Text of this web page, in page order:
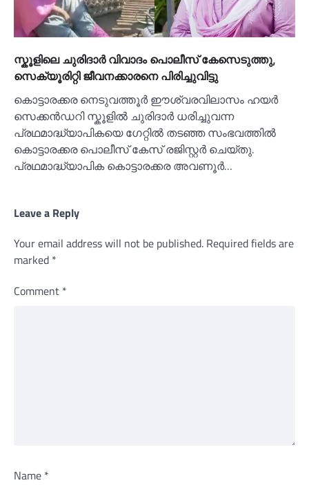
സ്കൂളിലെ ചുരിദാര്‍ വിവാദം പൊലീസ് കേസെടുത്തു,
സെക്യൂരിറ്റി ജീവനക്കാരനെ പിരിച്ചുവിട്ടു
കൊട്ടാരക്കര നെടുവത്തൂർ ഈശ്വരവിലാസം ഹയർ
സെക്കൻഡറി സ്കൂളില്‍ ചുരിദാർ ധരിച്ചുവന്ന
പ്രഥമാദ്ധ്യാപികയെ ഗേറ്റില്‍ തടഞ്ഞ സംഭവത്തില്‍
കൊട്ടാരക്കര പൊലീസ് കേസ് രജിസ്റ്റർ ചെയ്തു.
പ്രഥമാദ്ധ്യാപിക കൊട്ടാരക്കര അവണൂർ…
Leave a Reply
Your email address will not be published. Required fields are
marked *
Comment *
Name *